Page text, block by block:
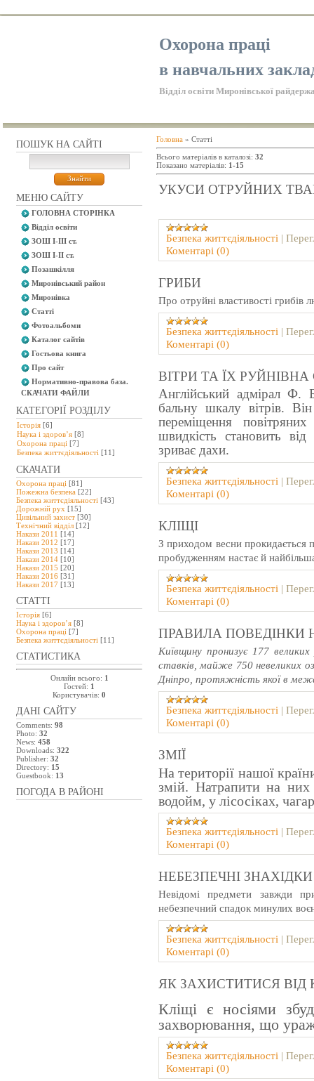
Охорона праці
в навчальних
Відділ освіти Миронівської
ПОШУК НА САЙТІ
МЕНЮ САЙТУ
ГОЛОВНА СТОРІНКА
Відділ освіти
ЗОШ І-ІІІ ст.
ЗОШ І-ІІ ст.
Позашкілля
Миронівський район
Миронівка
Статті
Фотоальбоми
Каталог сайтів
Гостьова книга
Про сайт
Нормативно-правова база.
СКАЧАТИ ФАЙЛИ
КАТЕГОРІЇ РОЗДІЛУ
Історія [6]
Наука і здоров’я [8]
Охорона праці [7]
Безпeка життєдіяльності [11]
СКАЧАТИ
Охорона праці [81]
Пожежна безпека [22]
Безпека життєдіяльності [43]
Дорожній рух [15]
Цивільний захист [30]
Технічний відділ [12]
Накази 2011 [14]
Накази 2012 [17]
Накази 2013 [14]
Накази 2014 [10]
Накази 2015 [20]
Накази 2016 [31]
Накази 2017 [13]
СТАТТІ
Історія [6]
Наука і здоров’я [8]
Охорона праці [7]
Безпeка життєдіяльності [11]
СТАТИСТИКА
Онлайн всього: 1
Гостей: 1
Користувачів: 0
ДАНІ САЙТУ
Comments: 98
Photo: 32
News: 458
Downloads: 322
Publisher: 32
Directory: 15
Guestbook: 13
ПОГОДА В РАЙОНІ
Головна » Статті
Всього матеріалів в каталозі: 32
Показано матеріалів: 1-15
УКУСИ ОТРУЙНИХ
Безпeка життєдіяльності |
Коментарі (0)
ГРИБИ
Про отруйні властивості грибів
Безпeка життєдіяльності |
Коментарі (0)
ВІТРИ ТА ЇХ
Англійський адмірал
бальну шкалу вітрів.
переміщення
швидкість становить
зриває дахи.
Безпeка життєдіяльності |
Коментарі (0)
КЛІЩІ
З приходом весни прокидається
пробудженням настає й
Безпeка життєдіяльності |
Коментарі (0)
ПРАВИЛА ПОВЕДІНКИ
Київщину пронизує 177
ставків, майже 750 невеликих
Дніпро, протяжність якої в
Безпeка життєдіяльності |
Коментарі (0)
ЗМІЇ
На території нашої
змій. Натрапити на них
водойм, у лісосіках,
Безпeка життєдіяльності |
Коментарі (0)
НЕБЕЗПЕЧНІ ЗНАХІДКИ
Невідомі предмети завжди
небезпечний спадок минулих
Безпeка життєдіяльності |
Коментарі (0)
ЯК ЗАХИСТИТИСЯ ВІД
Кліщі є носіями
захворювання, що
Безпeка життєдіяльності |
Коментарі (0)